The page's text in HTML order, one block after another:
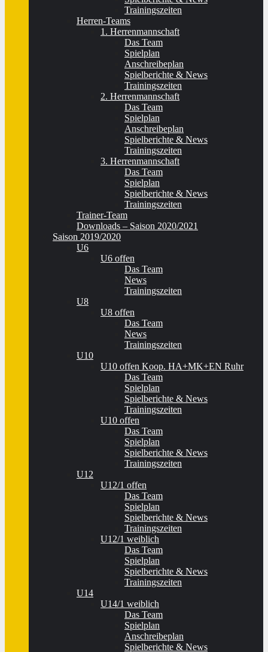
Trainingszeiten
Herren-Teams
1. Herrenmannschaft
Das Team
Spielplan
Anschreibeplan
Spielberichte & News
Trainingszeiten
2. Herrenmannschaft
Das Team
Spielplan
Anschreibeplan
Spielberichte & News
Trainingszeiten
3. Herrenmannschaft
Das Team
Spielplan
Spielberichte & News
Trainingszeiten
Trainer-Team
Downloads – Saison 2020/2021
Saison 2019/2020
U6
U6 offen
Das Team
News
Trainingszeiten
U8
U8 offen
Das Team
News
Trainingszeiten
U10
U10 offen Koop. HA+MK+EN Ruhr
Das Team
Spielplan
Spielberichte & News
Trainingszeiten
U10 offen
Das Team
Spielplan
Spielberichte & News
Trainingszeiten
U12
U12/1 offen
Das Team
Spielplan
Spielberichte & News
Trainingszeiten
U12/1 weiblich
Das Team
Spielplan
Spielberichte & News
Trainingszeiten
U14
U14/1 weiblich
Das Team
Spielplan
Anschreibeplan
Spielberichte & News